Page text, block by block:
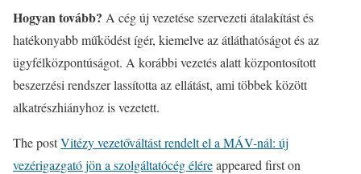
Hogyan tovább? A cég új vezetése szervezeti átalakítást és
hatékonyabb működést ígér, kiemelve az átláthatóságot és az
ügyfélközpontúságot. A korábbi vezetés alatt központosított
beszerzési rendszer lassította az ellátást, ami többek között
alkatrészhiányhoz is vezetett.
The postVitézy vezetőváltást rendelt el a MÁV-nál: új
vezérigazgató jön a szolgáltatócég éléreappeared first on